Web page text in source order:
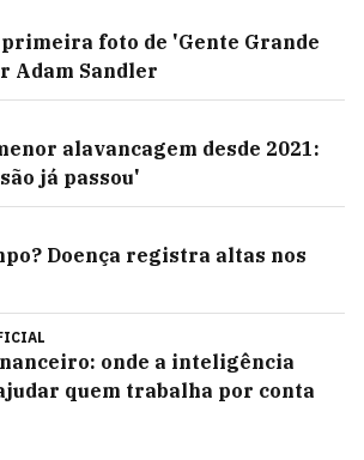
foto de 'Gente Grande
Adam Sandler
alavancagem desde 2021:
já passou'
Doença registra altas nos
onde a inteligência
quem trabalha por conta